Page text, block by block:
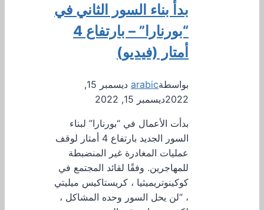
بدأ بناء السور الثاني في
“بورنارا” – بارتفاع 4
أمتار (فيديو)
بواسطةarabic
ديسمبر 15,
2022ديسمبر 15, 2022
بدأت الأعمال في “بورنارا” لبناء
السور الجديد بارتفاع 4 أمتار لوقف
عمليات المغادرة غير المنضبطة
للمهاجرين. وفقًا لقائد المجتمع في
كوكينوتريميثيا ، كريستاكيس ميليتي
، “لن يحل السور وحده المشاكل ،